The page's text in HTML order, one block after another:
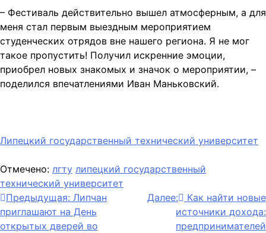
– Фестиваль действительно вышел атмосферным, а для
меня стал первым выездным мероприятием
студенческих отрядов вне нашего региона. Я не мог
такое пропустить! Получил искренние эмоции,
приобрел новых знакомых и значок о мероприятии, –
поделился впечатлениями Иван Маньковский.
Липецкий государственный технический университет
Отмечено: лгту липецкий государственный
технический университет
Навигация
по
Предыдущая: Липчан
приглашают на День
открытых дверей во
Далее:
‍Как найти новые
источники дохода:
предпринимателей